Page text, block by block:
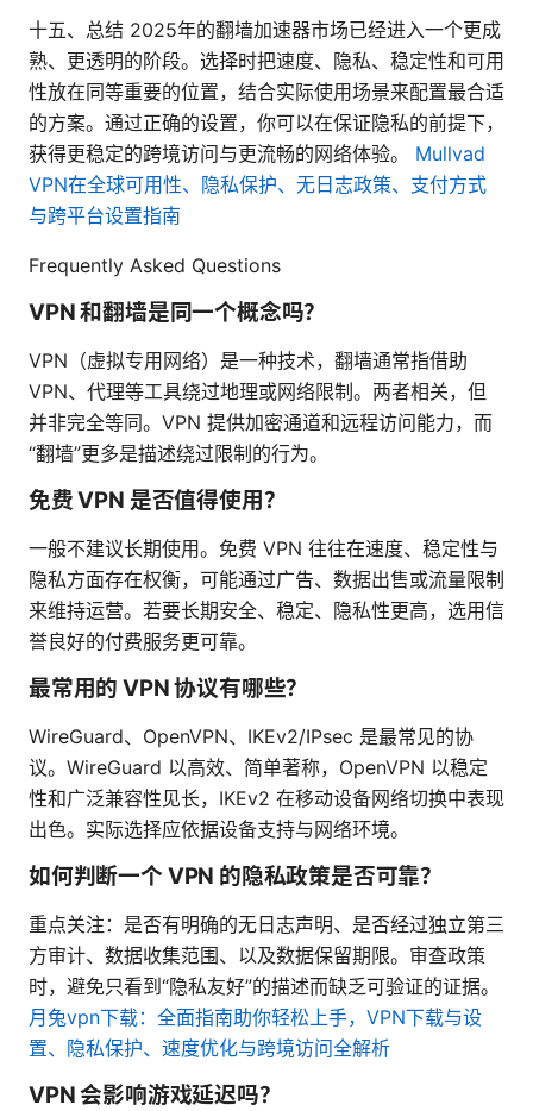
十五、总结 2025年的翻墙加速器市场已经进入一个更成
熟、更透明的阶段。选择时把速度、隐私、稳定性和可用
性放在同等重要的位置，结合实际使用场景来配置最合适
的方案。通过正确的设置，你可以在保证隐私的前提下，
获得更稳定的跨境访问与更流畅的网络体验。 Mullvad
VPN在全球可用性、隐私保护、无日志政策、支付方式
与跨平台设置指南
Frequently Asked Questions
VPN 和翻墙是同一个概念吗？
VPN（虚拟专用网络）是一种技术，翻墙通常指借助
VPN、代理等工具绕过地理或网络限制。两者相关，但
并非完全等同。VPN 提供加密通道和远程访问能力，而
“翻墙”更多是描述绕过限制的行为。
免费 VPN 是否值得使用？
一般不建议长期使用。免费 VPN 往往在速度、稳定性与
隐私方面存在权衡，可能通过广告、数据出售或流量限制
来维持运营。若要长期安全、稳定、隐私性更高，选用信
誉良好的付费服务更可靠。
最常用的 VPN 协议有哪些？
WireGuard、OpenVPN、IKEv2/IPsec 是最常见的协
议。WireGuard 以高效、简单著称，OpenVPN 以稳定
性和广泛兼容性见长，IKEv2 在移动设备网络切换中表现
出色。实际选择应依据设备支持与网络环境。
如何判断一个 VPN 的隐私政策是否可靠？
重点关注：是否有明确的无日志声明、是否经过独立第三
方审计、数据收集范围、以及数据保留期限。审查政策
时，避免只看到“隐私友好”的描述而缺乏可验证的证据。
月兔vpn下载：全面指南助你轻松上手，VPN下载与设
置、隐私保护、速度优化与跨境访问全解析
VPN 会影响游戏延迟吗？